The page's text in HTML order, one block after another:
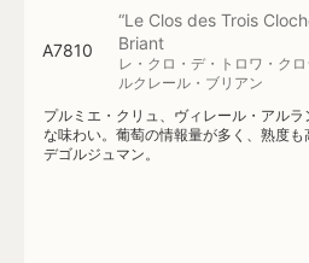
A7810
“Le Clos des Trois
Briant
レ・クロ・デ・トロワ・ク
ルクレール・ブリアン
プルミエ・クリュ、ヴィレール・アル
な味わい。葡萄の情報量が多く、熟度
デゴルジュマン。